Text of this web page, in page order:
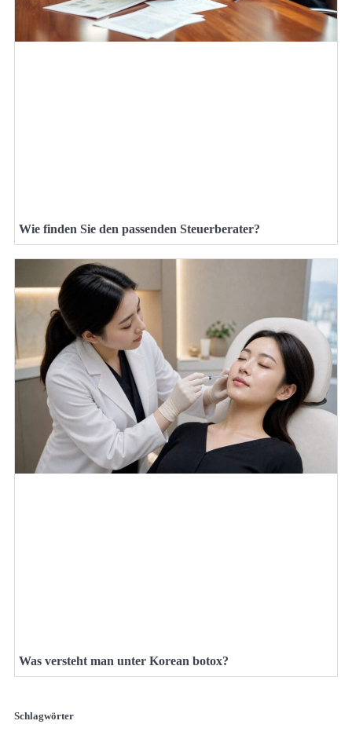
Wie finden Sie den passenden Steuerberater?
Was versteht man unter Korean botox?
Schlagwörter